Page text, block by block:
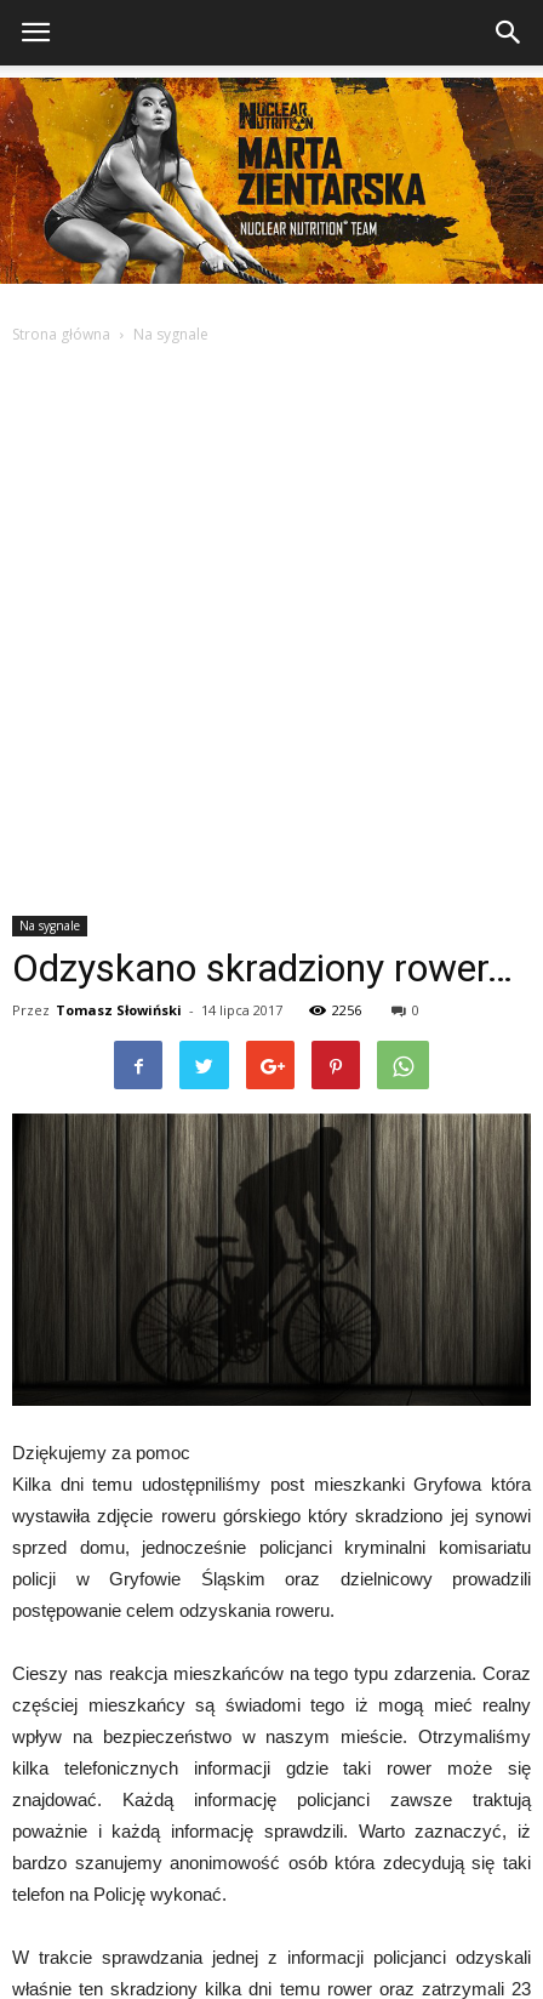
Strona główna Na sygnale
Na sygnale
Odzyskano skradziony rower…
Przez Tomasz Słowiński - 14 lipca 2017 2256 0
Dziękujemy za pomoc
Kilka dni temu udostępniliśmy post mieszkanki Gryfowa która
wystawiła zdjęcie roweru górskiego który skradziono jej synowi
sprzed domu, jednocześnie policjanci kryminalni komisariatu
policji w Gryfowie Śląskim oraz dzielnicowy prowadzili
postępowanie celem odzyskania roweru.
Cieszy nas reakcja mieszkańców na tego typu zdarzenia. Coraz
częściej mieszkańcy są świadomi tego iż mogą mieć realny
wpływ na bezpieczeństwo w naszym mieście. Otrzymaliśmy
kilka telefonicznych informacji gdzie taki rower może się
znajdować. Każdą informację policjanci zawsze traktują
poważnie i każdą informację sprawdzili. Warto zaznaczyć, iż
bardzo szanujemy anonimowość osób która zdecydują się taki
telefon na Policję wykonać.
W trakcie sprawdzania jednej z informacji policjanci odzyskali
właśnie ten skradziony kilka dni temu rower oraz zatrzymali 23